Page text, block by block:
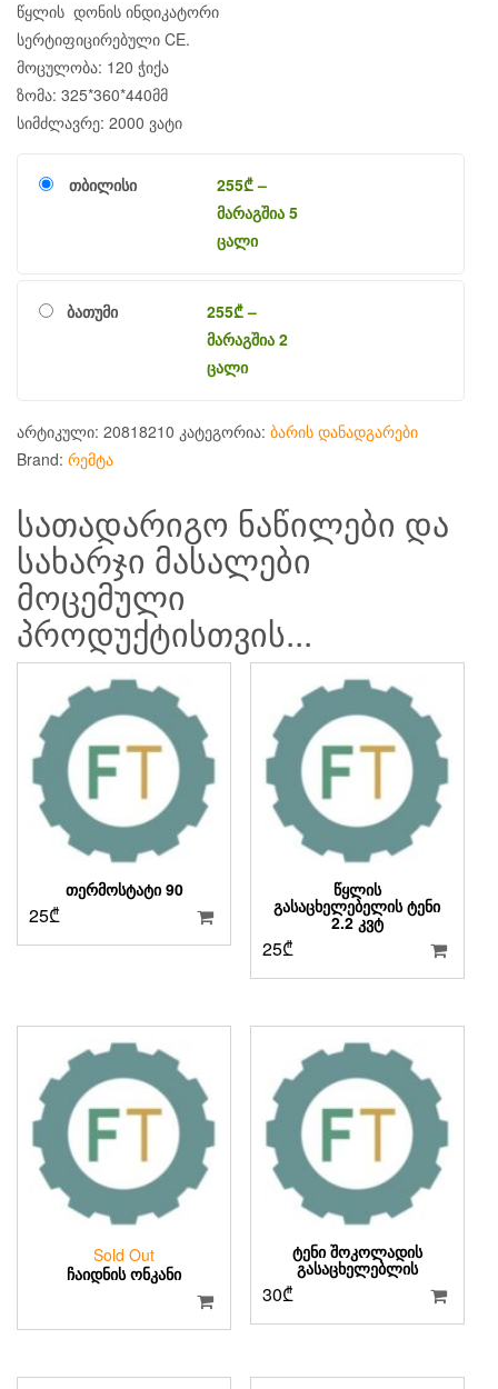
წყლის დონის ინდიკატორი
სერტიფიცირებული CE.
მოცულობა: 120 ჭიქა
ზომა: 325*360*440მმ
სიმძლავრე: 2000 ვატი
თბილისი 255₾–
მარაგშია 5
ცალი
ბათუმი 255₾–
მარაგშია 2
ცალი
არტიკული: 20818210 კატეგორია: ბარის დანადგარები
Brand: რემტა
სათადარიგო ნაწილები და
სახარჯი მასალები
მოცემული
პროდუქტისთვის...
ᲗᲔᲠᲛᲝᲡᲢᲐᲢᲘ 90
25₾
ᲬᲧᲚᲘᲡ
ᲒᲐᲡᲐᲪᲮᲔᲚᲔᲑᲔᲚᲘᲡ ᲢᲔᲜᲘ
2.2 ᲙᲕᲢ
25₾
Sold Out
ᲩᲐᲘᲓᲜᲘᲡ ᲝᲜᲙᲐᲜᲘ
ᲢᲔᲜᲘ ᲨᲝᲙᲝᲚᲐᲓᲘᲡ
ᲒᲐᲡᲐᲪᲮᲔᲚᲔᲑᲚᲘᲡ
30₾